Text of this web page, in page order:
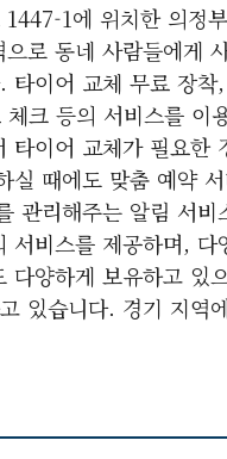
1에 위치한 의정
로 동네 사람들에게
타이어 교체 무료 장
크 등의 서비스를 이
타이어 교체가 필요한
실 때에도 맞춤 예약
관리해주는 알림 서
서비스를 제공하며,
다양하게 보유하고 있
있습니다. 경기 지역